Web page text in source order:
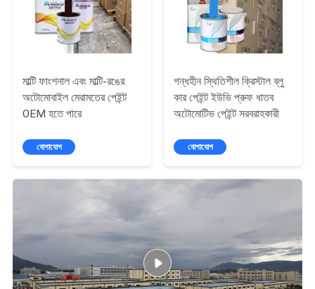
মাল্টি ফাংশনাল এবং মাল্টি-রঙের
অটোমোবাইল মেরামতের পেইন্ট
OEM হতে পারে
যোগাযোগ
গন্ধহীন স্থিতিশীল ক্রিস্টাল ব্লু
কার পেইন্ট ইউভি প্রুফ ধাতব
অটোমোটিভ পেইন্ট সরবরাহকারী
যোগাযোগ